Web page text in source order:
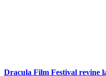
Dracula Film Festival revine